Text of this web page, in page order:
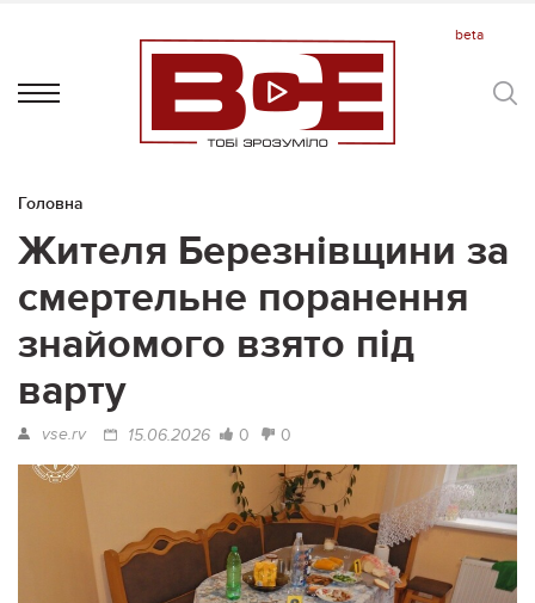
Головна
Жителя Березнівщини за
смертельне поранення
знайомого взято під
варту
vse.rv 15.06.2026 0 0